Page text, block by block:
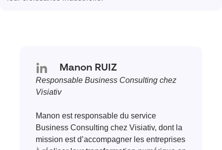
Manon RUIZ
Responsable Business Consulting chez
Visiativ
Manon est responsable du service
Business Consulting chez Visiativ, dont la
mission est d’accompagner les entreprises